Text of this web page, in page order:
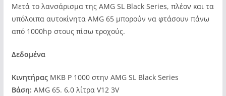
Μετά το λανσάρισμα της AMG SL Black Series, πλέον και τα
υπόλοιπα αυτοκίνητα AMG 65 μπορούν να φτάσουν πάνω
από 1000hp στους πίσω τροχούς.
Δεδομένα
ΚινητήραςMKB P 1000 στην AMG SL Black Series
Βάση: AMG 65. 6,0 λίτρα V12 3V